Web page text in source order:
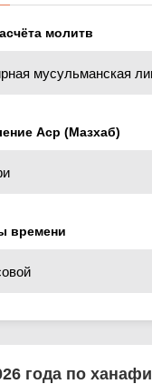
молитв
Аср (Мазхаб)
времени
года по ханафи